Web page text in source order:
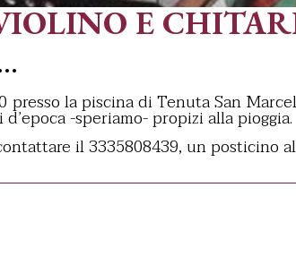
E
la piscina di Tenuta San
-speriamo- propizi alla pioggia.
il 3335808439, un posticino